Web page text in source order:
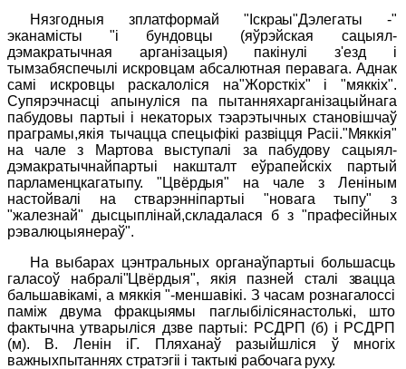
Нязгодныя зплатформай "Іскраы"Дэлегаты -"
эканамісты "і бундовцы (яўрэйская сацыял-
дэмакратычная арганізацыя) пакінулі з'езд і
тымзабяспечылі искровцам абсалютная перавага. Аднак
самі искровцы раскалоліся на"Жорсткіх" і "мяккіх".
Супярэчнасці апынуліся па пытанняхарганізацыйнага
пабудовы партыі і некаторых тэарэтычных становішчаў
праграмы,якія тычацца спецыфікі развіцця Расіі."Мяккія"
на чале з Мартова выступалі за пабудову сацыял-
дэмакратычнайпартыі накшталт еўрапейскіх партый
парламенцкагатыпу. "Цвёрдыя" на чале з Леніным
настойвалі настварэнніпартыі "новага тыпу" з
"жалезнай" дысцыплінай,складалася б з "прафесійных
рэвалюцыянераў".
На выбарах цэнтральных органаўпартыі большасць
галасоў набралі"Цвёрдыя", якія пазней сталі звацца
бальшавікамі, а мяккія "-меншавікі. З часам рознагалоссі
паміж двума фракцыямы паглыбілісянастолькі, што
фактычна утварыліся дзве партыі: РСДРП (б) і РСДРП
(м). В. Ленін іГ. Пляханаў разыйшліся ў многіх
важныхпытаннях стратэгіі і тактыкі рабочага руху.